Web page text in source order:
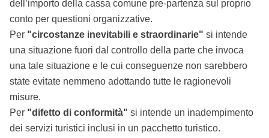
dell’importo della cassa comune pre-partenza sul proprio
conto per questioni organizzative.
Per "circostanze inevitabili e straordinarie" si intende
una situazione fuori dal controllo della parte che invoca
una tale situazione e le cui conseguenze non sarebbero
state evitate nemmeno adottando tutte le ragionevoli
misure.
Per "difetto di conformità" si intende un inadempimento
dei servizi turistici inclusi in un pacchetto turistico.